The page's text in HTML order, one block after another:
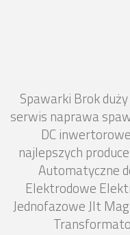
Spawarki Brok
serwis naprawa
DC
najlepszych
Automatyczne
Elektrodowe
Jednofazowe Jlt